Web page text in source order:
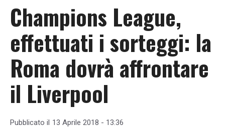
Champions League,
effettuati i sorteggi: la
Roma dovrà affrontare
il Liverpool
Pubblicato il 13 Aprile 2018 - 13:36